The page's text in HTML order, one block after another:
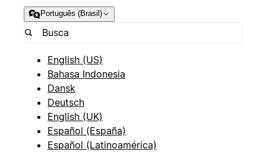
Português (Brasil)
English (US)
Bahasa Indonesia
Dansk
Deutsch
English (UK)
Español (España)
Español (Latinoamérica)